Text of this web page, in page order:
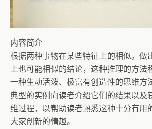
内容简介
根据两种事物在某些特征上的相似。做
上也可能相似的结论，这种推理的方法
一种生动活泼、极富有创造性的思维方
典型的实例向读者介绍它们的结果以及
维过程，以帮助读者熟悉这种十分有用
大家创新的情趣。